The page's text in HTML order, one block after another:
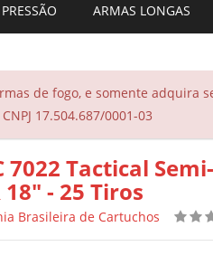
ARMAS LONGAS
de fogo, e somente adquira
17.504.687/0001-03
7022 Tactical
18" - 25 Tiros
Brasileira de Cartuchos